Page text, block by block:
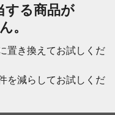
する商品が
。
置き換えてお試しくだ
を減らしてお試しくだ